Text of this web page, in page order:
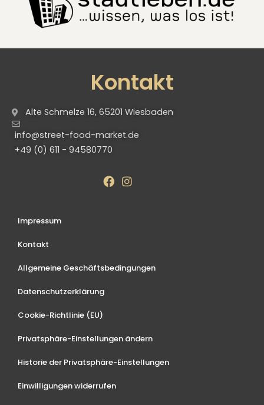
Kontakt
Alte Schmelze 16, 65201 Wiesbaden
info@street-food-market.de
+49 (0) 611 - 94580770
Impressum
Kontakt
Allgemeine Geschäftsbedingungen
Datenschutzerklärung
Cookie-Richtlinie (EU)
Privatsphäre-Einstellungen ändern
Historie der Privatsphäre-Einstellungen
Einwilligungen widerrufen